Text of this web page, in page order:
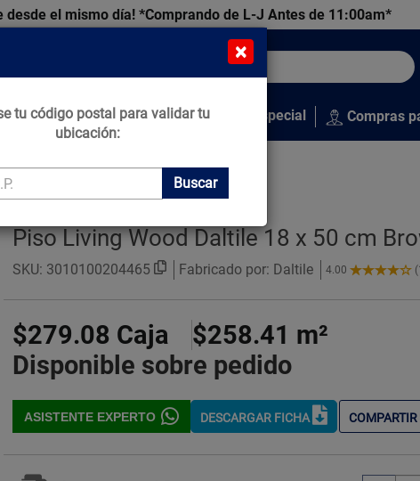
desde el mismo día! *Comprando de L-J Antes de 11:00am*
Tips que Construyen Venta Especial Compras
Piso Living Wood Daltile 18 x 50 cm
SKU: 3010100204465 Fabricado por: Daltile 4.00
4.00
$279.08 Caja $258.41 m²
Disponible sobre pedido
ASISTENTE EXPERTO DESCARGAR FICHA COMPARTIR
×
tu código postal para validar tu
ubicación:
Buscar